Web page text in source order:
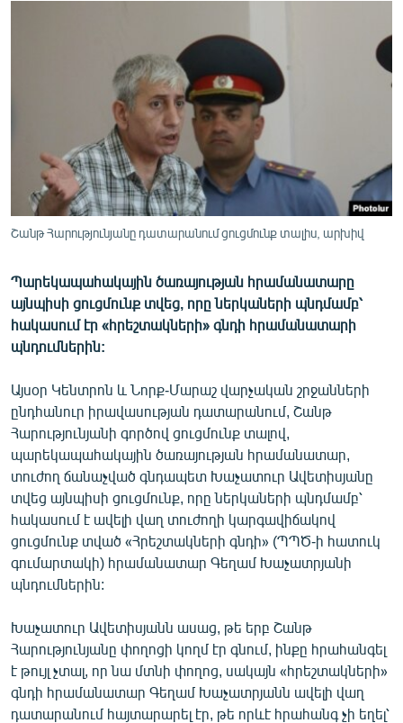
ՄԵԿՆԱԲԱՆՈՒԹՅՈՒՆ
ՏՏ ԵՒ ԻՆՏԵՐՆԵՏ
ՏԵՍԱՆՅՈՒԹԵՐ
ԲԱՆԱՎԵՃ
ՁԳՏԵԼՈՎ ԼԱՎԱԳՈՒՅՆԻՆ
ՓՈԴՔԱՍԹ
Հայերեն
English
Русский
ՀԵՏԵՎԵՔ ՄԵԶ
«Ազատության» բոլոր կայքերը
Շանթ Հարությունյանը դատարանում ցուցմունք տալիս, արխիվ
Պարեկապահակային ծառայության հրամանատարը
այնպիսի ցուցմունք տվեց, որը ներկաների պնդմամբ՝
հակասում էր «հրեշտակների» գնդի հրամանատարի
պնդումներին:
Այսօր Կենտրոն և Նորք-Մարաշ վարչական շրջանների
ընդհանուր իրավասության դատարանում, Շանթ
Հարությունյանի գործով ցուցմունք տալով,
պարեկապահակային ծառայության հրամանատար,
տուժող ճանաչված գնդապետ Խաչատուր Ավետիսյանը
տվեց այնպիսի ցուցմունք, որը ներկաների պնդմամբ՝
հակասում է ավելի վաղ տուժողի կարգավիճակով
ցուցմունք տված «Հրեշտակների գնդի» (ՊՊԾ-ի հատուկ
գումարտակի) հրամանատար Գեղամ Խաչատրյանի
պնդումներին:
Խաչատուր Ավետիսյանն ասաց, թե երբ Շանթ
Հարությունյանը փողոցի կողմ էր գնում, ինքը հրահանգել
է թույլ չտալ, որ նա մտնի փողոց, սակայն «հրեշտակների»
գնդի հրամանատար Գեղամ Խաչատրյանն ավելի վաղ
դատարանում հայտարարել էր, թե որևէ հրահանգ չի եղել՝